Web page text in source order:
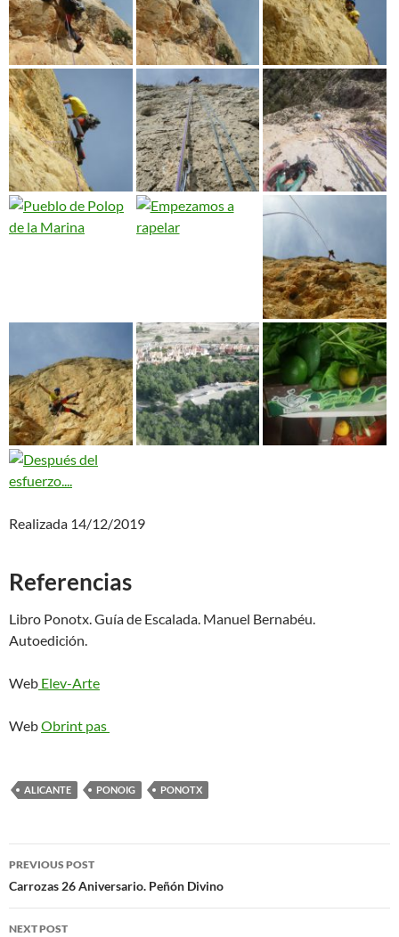
Realizada 14/12/2019
Referencias
Libro Ponotx. Guía de Escalada. Manuel Bernabéu.
Autoedición.
Web Elev-Arte
WebObrint pas
ALICANTE PONOIG PONOTX
Post
navigation
PREVIOUS POST
Carrozas 26 Aniversario. Peñón Divino
NEXT POST